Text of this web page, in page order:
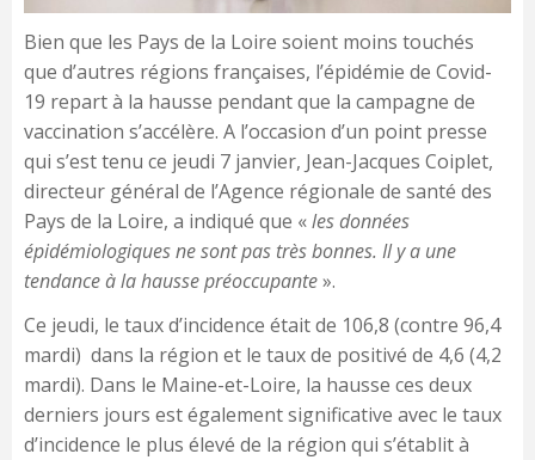
Bien que les Pays de la Loire soient moins touchés
que d’autres régions françaises, l’épidémie de Covid-
19 repart à la hausse pendant que la campagne de
vaccination s’accélère. A l’occasion d’un point presse
qui s’est tenu ce jeudi 7 janvier, Jean-Jacques Coiplet,
directeur général de l’Agence régionale de santé des
Pays de la Loire, a indiqué que «les données
épidémiologiques ne sont pas très bonnes. Il y a une
tendance à la hausse préoccupante».
Ce jeudi, le taux d’incidence était de 106,8 (contre 96,4
mardi) dans la région et le taux de positivé de 4,6 (4,2
mardi). Dans le Maine-et-Loire, la hausse ces deux
derniers jours est également significative avec le taux
d’incidence le plus élevé de la région qui s’établit à